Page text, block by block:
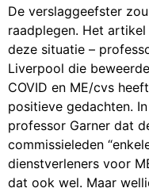
De verslaggeefster
raadplegen. Het
deze situatie –
Liverpool die
COVID en ME/cvs
positieve gedachten.
professor Garner dat
commissieleden
dienstverleners voor
dat ook wel. Maar